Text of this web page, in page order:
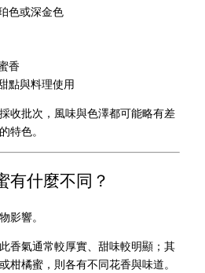
色或深金色
香
點與料理使用
收批次，風味與色澤都可能略有差
特色。
有什麼不同？
影響。
香氣通常較厚實、甜味較明顯；其
柑橘蜜，則各有不同花香與味道。